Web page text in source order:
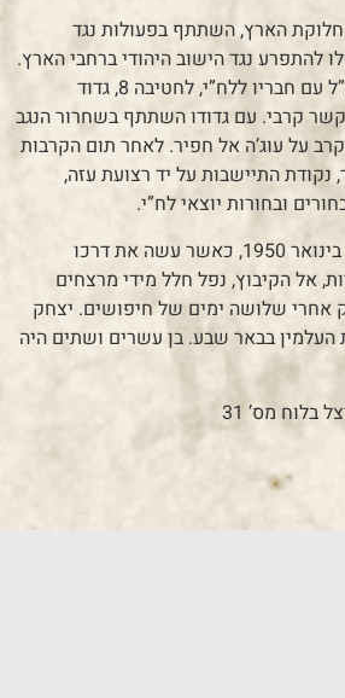
הארץ, השתתף בפעולות נגד
להתפרע נגד הישוב היהודי ברחבי הארץ.
במאי 1948 התגייס לצה”ל עם חבריו ללח”י, לחטיבה 8, גדוד
שירת כקשר קרבי. עם גדודו השתתף בשחרור הנגב
על עוג’ה אל חפיר. לאחר תום הקרבות
נקודת התיישבות על יד רצועת עזה,
ובחורות יוצאי לח”י.
ביום א’ בשבט תש”י, 19 בינואר 1950, כאשר עשה את דרכו
אל הקיבוץ, נפל חלל מידי מרצחים
אחרי שלושה ימים של חיפושים. יצחק
העלמין בבאר שבע. בן עשרים ושתים היה
מס’ 31